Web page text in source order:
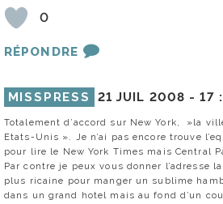
0
RÉPONDRE
MISSPRESS 21 JUIL 2008 -17
Totalement d’accord sur New York, »la
Etats-Unis ». Je n’ai pas encore trouve
pour lire le New York Times mais Central
Par contre je peux vous donner l’adresse
plus ricaine pour manger un sublime
dans un grand hotel mais au fond d’un